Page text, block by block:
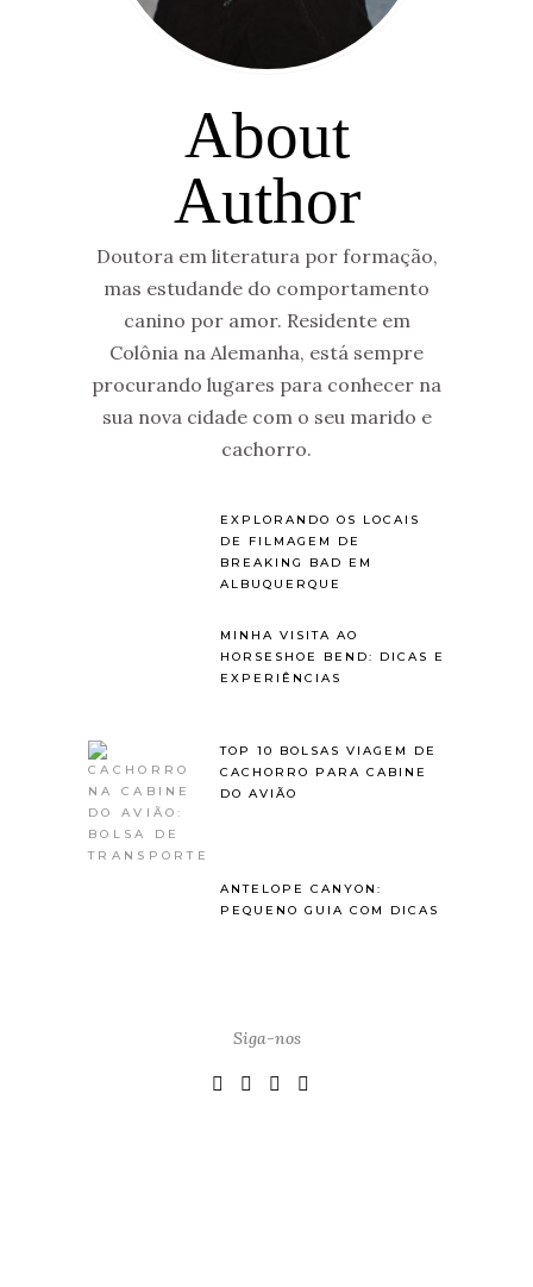
About
Author
Doutora em literatura por formação,
mas estudande do comportamento
canino por amor. Residente em
Colônia na Alemanha, está sempre
procurando lugares para conhecer na
sua nova cidade com o seu marido e
cachorro.
EXPLORANDO OS LOCAIS
DE FILMAGEM DE
BREAKING BAD EM
ALBUQUERQUE
MINHA VISITA AO
HORSESHOE BEND: DICAS E
EXPERIÊNCIAS
TOP 10 BOLSAS VIAGEM DE
CACHORRO PARA CABINE
DO AVIÃO
ANTELOPE CANYON:
PEQUENO GUIA COM DICAS
Siga-nos